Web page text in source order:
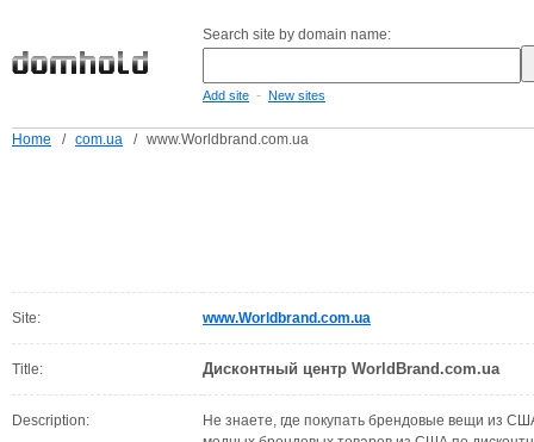
Search site by domain name:
Add site - New sites
Home / com.ua / www.Worldbrand.com.ua
Site: www.Worldbrand.com.ua
Title: Дисконтный центр WorldBrand.com.ua
Description:
Не знаете, где покупать брендовые вещи из